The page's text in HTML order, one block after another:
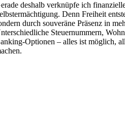
deshalb verknüpfe ich
Denn Freiheit
durch souveräne Präsenz in
Steuernummern,
Optionen – alles ist möglich,